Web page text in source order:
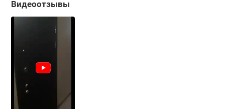
Видеоотзывы